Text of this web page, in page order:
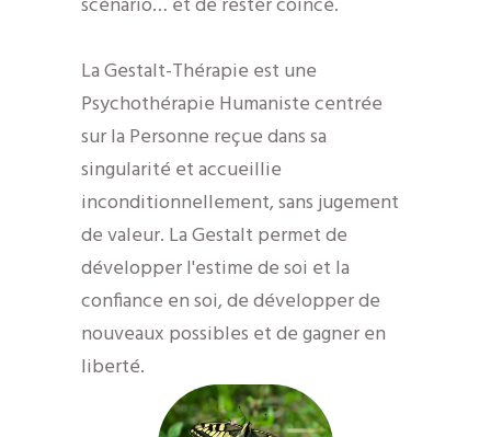
La Gestalt-Thérapie est une
Psychothérapie Humaniste centrée
sur la Personne reçue dans sa
singularité et accueillie
inconditionnellement, sans jugement
de valeur. La Gestalt permet de
développer l'estime de soi et la
confiance en soi, de développer de
nouveaux possibles et de gagner en
liberté.